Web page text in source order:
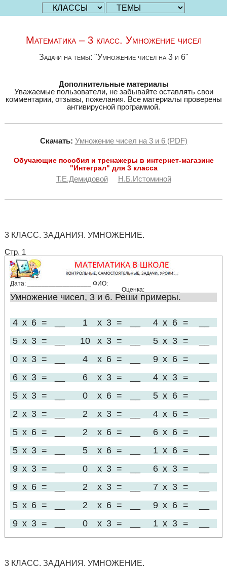
Математика – 3 класс. Умножение чисел
Задачи на темы: "Умножение чисел на 3 и 6"
Дополнительные материалы
Уважаемые пользователи, не забывайте оставлять свои
комментарии, отзывы, пожелания. Все материалы проверены
антивирусной программой.
Скачать: Умножение чисел на 3 и 6 (PDF)
Обучающие пособия и тренажеры в интернет-магазине
"Интеграл" для 3 класса
Т.Е.Демидовой Н.Б.Истоминой
3 КЛАСС. ЗАДАНИЯ. УМНОЖЕНИЕ.
Стр. 1
Дата: __________________ ФИО:
_______________________________ Оценка:__________
Умножение чисел, 3 и 6. Реши примеры.
4 x 6 = 1 x 3 = 4 x 6 =
5 x 3 = 10 x 3 = 5 x 3 =
0 x 3 = 4 x 6 = 9 x 6 =
6 x 3 = 6 x 3 = 4 x 3 =
5 x 3 = 0 x 6 = 5 x 6 =
2 x 3 = 2 x 3 = 4 x 6 =
5 x 6 = 2 x 6 = 6 x 6 =
5 x 3 = 5 x 6 = 1 x 6 =
9 x 3 = 0 x 3 = 6 x 3 =
9 x 6 = 2 x 3 = 7 x 3 =
5 x 6 = 2 x 6 = 9 x 6 =
9 x 3 = 0 x 3 = 1 x 3 =
3 КЛАСС. ЗАДАНИЯ. УМНОЖЕНИЕ.